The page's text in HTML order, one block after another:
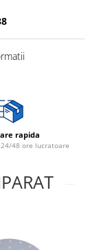
rapida
48 ore lucratoare